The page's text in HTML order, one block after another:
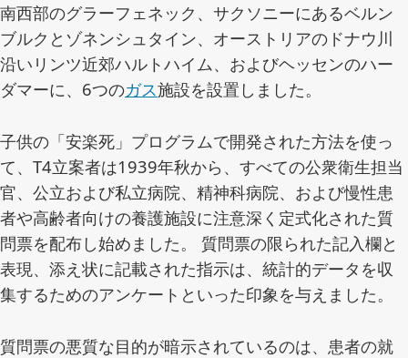
南西部のグラーフェネック、サクソニーにあるベルン
ブルクとゾネンシュタイン、オーストリアのドナウ川
沿いリンツ近郊ハルトハイム、およびヘッセンのハー
ダマーに、6つのガス施設を設置しました。
子供の「安楽死」プログラムで開発された方法を使っ
て、T4立案者は1939年秋から、すべての公衆衛生担当
官、公立および私立病院、精神科病院、および慢性患
者や高齢者向けの養護施設に注意深く定式化された質
問票を配布し始めました。 質問票の限られた記入欄と
表現、添え状に記載された指示は、統計的データを収
集するためのアンケートといった印象を与えました。
質問票の悪質な目的が暗示されているのは、患者の就